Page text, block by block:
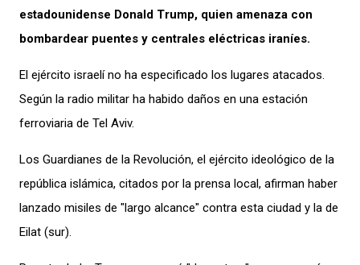
estadounidense Donald Trump, quien amenaza con
bombardear puentes y centrales eléctricas iraníes.
El ejército israelí no ha especificado los lugares atacados.
Según la radio militar ha habido daños en una estación
ferroviaria de Tel Aviv.
Los Guardianes de la Revolución, el ejército ideológico de la
república islámica, citados por la prensa local, afirman haber
lanzado misiles de "largo alcance" contra esta ciudad y la de
Eilat (sur).